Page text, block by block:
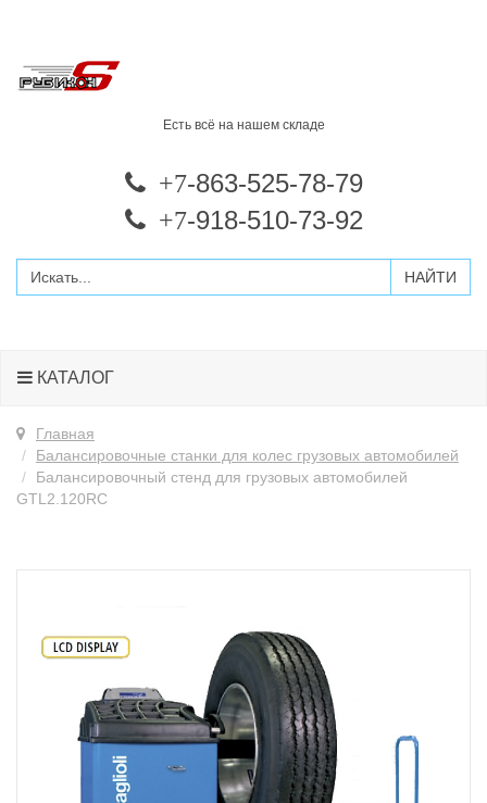
Есть всё на нашем складе
+7-863-525-78-79
+7-918-510-73-92
КАТАЛОГ
Главная
Балансировочные станки для колес грузовых автомобилей
Балансировочный стенд для грузовых автомобилей
GTL2.120RC